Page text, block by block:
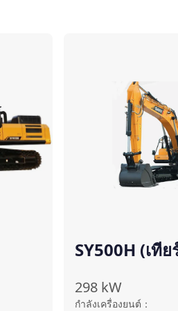
SY500H (เทีย
298 kW
กำลังเครื่องยนต์ ：